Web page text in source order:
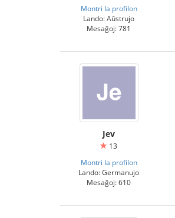
Montri la profilon
Lando: Aŭstrujo
Mesaĝoj: 781
Jev
13
Montri la profilon
Lando: Germanujo
Mesaĝoj: 610